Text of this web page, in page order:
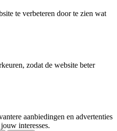
te verbeteren door te zien wat
zodat de website beter
aanbiedingen en advertenties
interesses.